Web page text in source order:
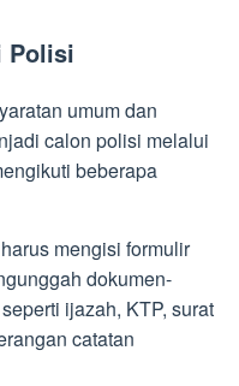
Polisi
umum dan
calon polisi melalui
beberapa
mengisi formulir
dokumen-
ijazah, KTP, surat
catatan